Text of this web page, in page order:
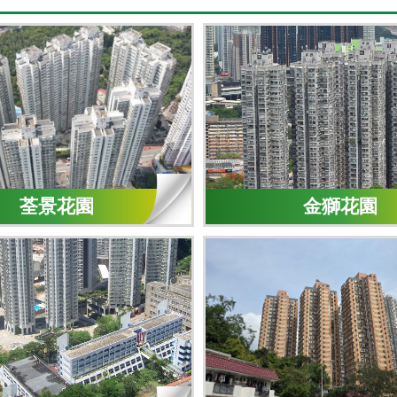
荃景花園 金獅花園